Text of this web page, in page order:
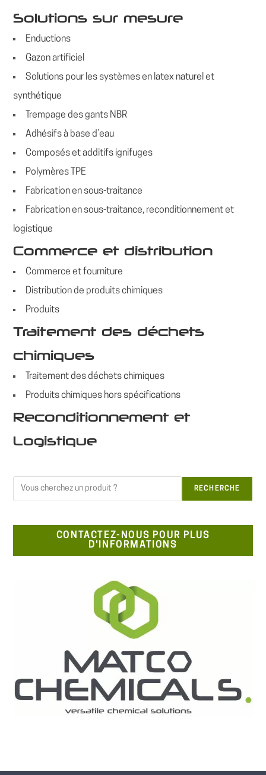
Solutions sur mesure
Enductions
Gazon artificiel
Solutions pour les systèmes en latex naturel et
synthétique
Trempage des gants NBR
Adhésifs à base d’eau
Composés et additifs ignifuges
Polymères TPE
Fabrication en sous-traitance
Fabrication en sous-traitance, reconditionnement et
logistique
Commerce et distribution
Commerce et fourniture
Distribution de produits chimiques
Produits
Traitement des déchets
chimiques
Traitement des déchets chimiques
Produits chimiques hors spécifications
Reconditionnement et
Logistique
Rechercher
RECHERCHE
CONTACTEZ-NOUS POUR PLUS
D'INFORMATIONS